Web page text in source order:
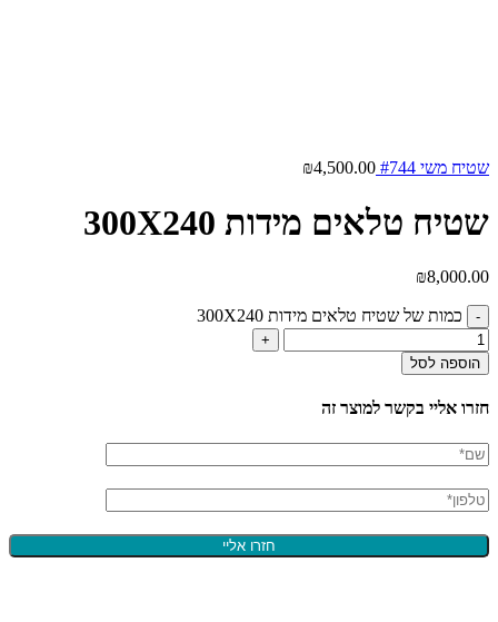
שטיח משי #744 ₪4,500.00
שטיח טלאים מידות 300X240
₪8,000.00
כמות של שטיח טלאים מידות 300X240
הוספה לסל
חזרו אליי בקשר למוצר זה